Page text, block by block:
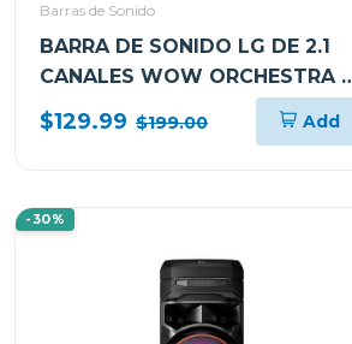
Barras de Sonido
BARRA DE SONIDO LG DE 2.1
CANALES WOW ORCHESTRA E
INTERFAZ 140W S30A
$129.99 $199.00 Add
-30%